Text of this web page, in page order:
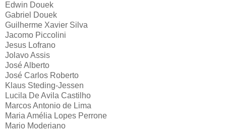
Edwin Douek
Gabriel Douek
Guilherme Xavier Silva
Jacomo Piccolini
Jesus Lofrano
Jolavo Assis
José Alberto
José Carlos Roberto
Klaus Steding-Jessen
Lucila De Avila Castilho
Marcos Antonio de Lima
Maria Amélia Lopes Perrone
Mario Moderiano